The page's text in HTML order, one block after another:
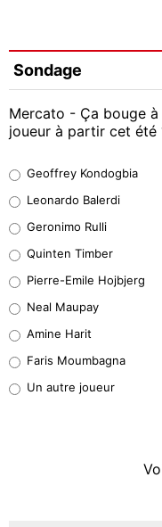
Sondage
Mercato - Ça bouge à
joueur à partir cet été
38%
32%
5%
1%
9%
Geoffrey Kondogbia
Leonardo Balerdi
Geronimo Rulli
Quinten Timber
Pierre-Emile Hojbjerg
Neal Maupay
Amine Harit
Faris Moumbagna
Un autre joueur